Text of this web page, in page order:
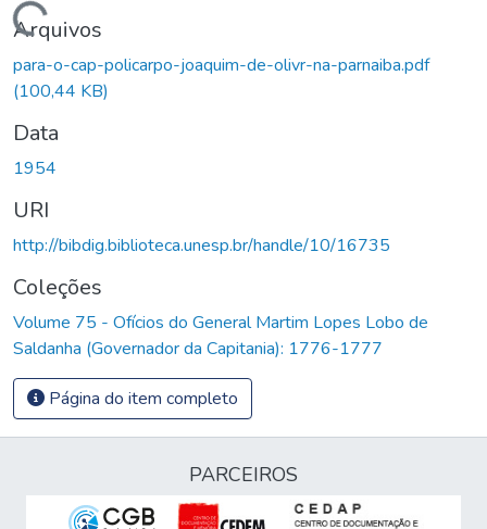
Carregando...
Arquivos
para-o-cap-policarpo-joaquim-de-olivr-na-parnaiba.pdf
(100,44 KB)
Data
1954
URI
http://bibdig.biblioteca.unesp.br/handle/10/16735
Coleções
Volume 75 - Ofícios do General Martim Lopes Lobo de
Saldanha (Governador da Capitania): 1776-1777
Página do item completo
PARCEIROS